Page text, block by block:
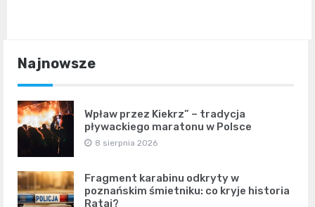
Najnowsze
Wpław przez Kiekrz” – tradycja
pływackiego maratonu w Polsce
8 sierpnia 2026
Fragment karabinu odkryty w
poznańskim śmietniku: co kryje historia
Rataj?